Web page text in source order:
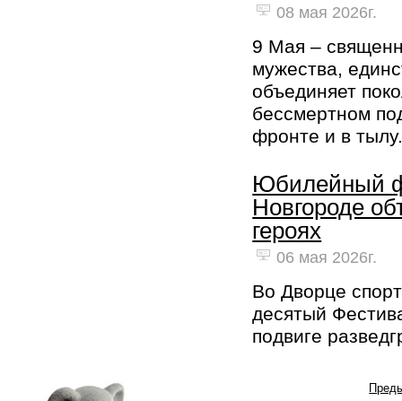
08 мая 2026г.
9 Мая –
мужества,
объединяет
бессмертном
фронте и в
Юбилейный
Новгороде
героях
06 мая 2026г.
Во Дворце
десятый
подвиге